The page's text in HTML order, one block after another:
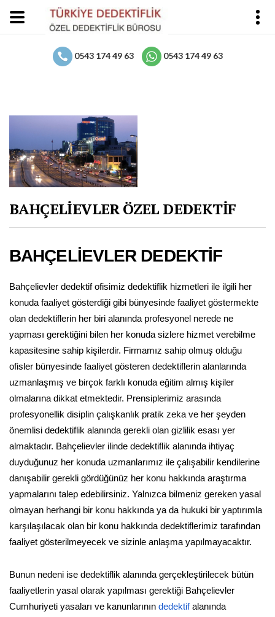
0543 174 49 63 0543 174 49 63
BAHÇELİEVLER ÖZEL DEDEKTİF
BAHÇELİEVLER DEDEKTİF
Bahçelievler dedektif ofisimiz dedektiflik hizmetleri ile ilgili her
konuda faaliyet gösterdiği gibi bünyesinde faaliyet göstermekte
olan dedektiflerin her biri alanında profesyonel nerede ne
yapması gerektiğini bilen her konuda sizlere hizmet verebilme
kapasitesine sahip kişilerdir. Firmamız sahip olmuş olduğu
ofisler bünyesinde faaliyet gösteren dedektiflerin alanlarında
uzmanlaşmış ve birçok farklı konuda eğitim almış kişiler
olmalarına dikkat etmektedir. Prensiplerimiz arasında
profesyonellik disiplin çalışkanlık pratik zeka ve her şeyden
önemlisi dedektiflik alanında gerekli olan gizlilik esası yer
almaktadır. Bahçelievler ilinde dedektiflik alanında ihtiyaç
duyduğunuz her konuda uzmanlarımız ile çalışabilir kendilerine
danışabilir gerekli gördüğünüz her konu hakkında araştırma
yapmalarını talep edebilirsiniz. Yalnızca bilmeniz gereken yasal
olmayan herhangi bir konu hakkında ya da hukuki bir yaptırımla
karşılaşılacak olan bir konu hakkında dedektiflerimiz tarafından
faaliyet gösterilmeyecek ve sizinle anlaşma yapılmayacaktır.
Bunun nedeni ise dedektiflik alanında gerçekleştirilecek bütün
faaliyetlerin yasal olarak yapılması gerektiği Bahçelievler
Cumhuriyeti yasaları ve kanunlarının dedektifalanında